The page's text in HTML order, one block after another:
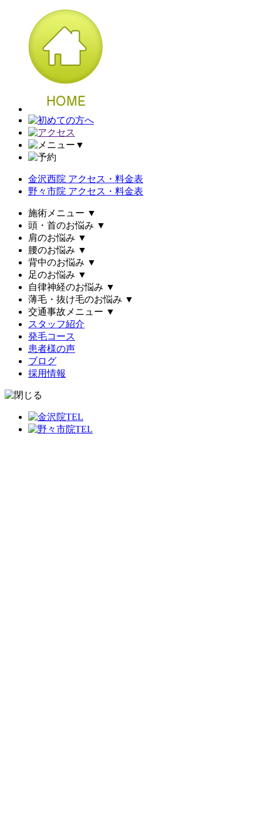
▼
金沢西院 アクセス・料金表
野々市院 アクセス・料金表
施術メニュー ▼
頭・首のお悩み ▼
肩のお悩み ▼
腰のお悩み ▼
背中のお悩み ▼
足のお悩み ▼
自律神経のお悩み ▼
薄毛・抜け毛のお悩み ▼
交通事故メニュー ▼
スタッフ紹介
発毛コース
患者様の声
ブログ
採用情報